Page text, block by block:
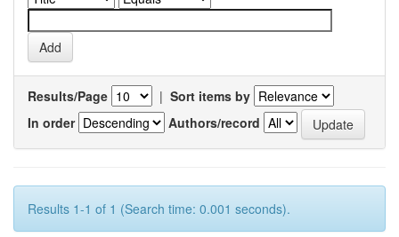
Results/Page | Sort items by
In order
Authors/record
Results 1-1 of 1 (Search time: 0.001 seconds).